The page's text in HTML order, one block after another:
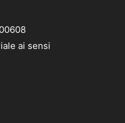
ai sensi